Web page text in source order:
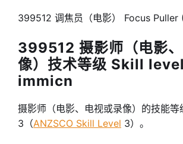
399512 调焦员（电影） Focus Puller
399512 摄影师（电影
像）技术等级 Skill
immicn
摄影师（电影、电视或录像）的技能等
3（ANZSCO Skill Level 3）。